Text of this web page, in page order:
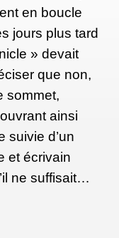
en boucle
jours plus tard
» devait
que non,
sommet,
ainsi
suivie d’un
et écrivain
ne suffisait…